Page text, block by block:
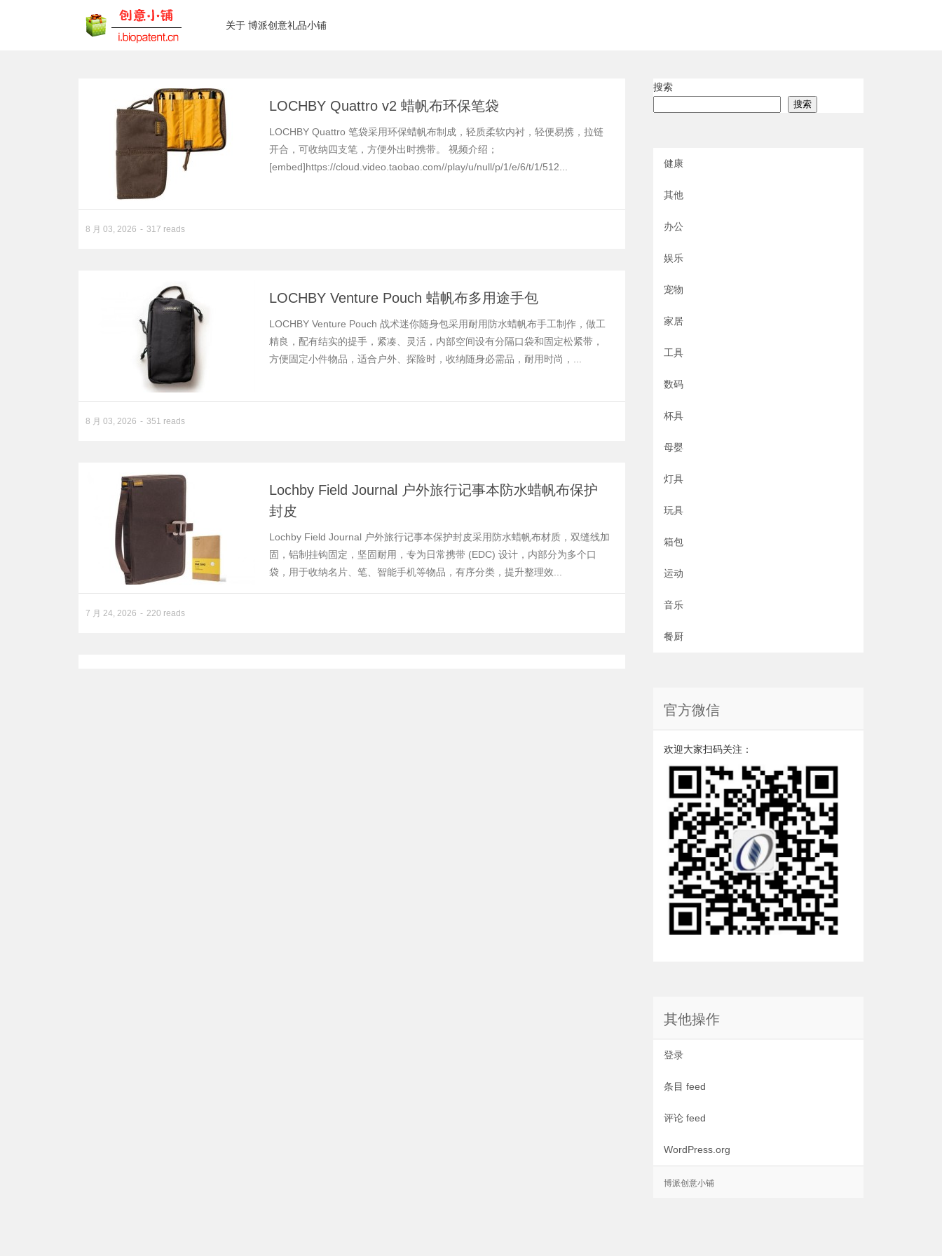
关于 博派创意礼品小铺
LOCHBY Quattro v2 蜡帆布环保笔袋
LOCHBY Quattro 笔袋采用环保蜡帆布制成，轻质柔软内衬，轻便易携，拉链
开合，可收纳四支笔，方便外出时携带。 视频介绍；
[embed]https://cloud.video.taobao.com//play/u/null/p/1/e/6/t/1/512...
8 月 03, 2026 317 reads
LOCHBY Venture Pouch 蜡帆布多用途手包
LOCHBY Venture Pouch 战术迷你随身包采用耐用防水蜡帆布手工制作，做工
精良，配有结实的提手，紧凑、灵活，内部空间设有分隔口袋和固定松紧带，
方便固定小件物品，适合户外、探险时，收纳随身必需品，耐用时尚，...
8 月 03, 2026 351 reads
Lochby Field Journal 户外旅行记事本防水蜡帆布保护
封皮
Lochby Field Journal 户外旅行记事本保护封皮采用防水蜡帆布材质，双缝线加
固，铝制挂钩固定，坚固耐用，专为日常携带 (EDC) 设计，内部分为多个口
袋，用于收纳名片、笔、智能手机等物品，有序分类，提升整理效...
7 月 24, 2026 220 reads
搜索
搜索
健康
其他
办公
娱乐
宠物
家居
工具
数码
杯具
母婴
灯具
玩具
箱包
运动
音乐
餐厨
官方微信
欢迎大家扫码关注：
其他操作
登录
条目 feed
评论 feed
WordPress.org